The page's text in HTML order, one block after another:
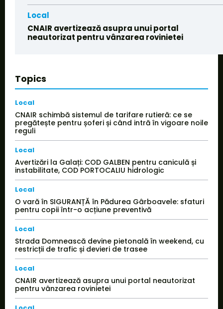
Local
CNAIR avertizează asupra unui portal
neautorizat pentru vânzarea rovinietei
Topics
Local
CNAIR schimbă sistemul de tarifare rutieră: ce se
pregătește pentru șoferi și când intră în vigoare noile
reguli
Local
Avertizări la Galați: COD GALBEN pentru caniculă și
instabilitate, COD PORTOCALIU hidrologic
Local
O vară în SIGURANȚĂ în Pădurea Gârboavele: sfaturi
pentru copii într-o acțiune preventivă
Local
Strada Domnească devine pietonală în weekend, cu
restricții de trafic și devieri de trasee
Local
CNAIR avertizează asupra unui portal neautorizat
pentru vânzarea rovinietei